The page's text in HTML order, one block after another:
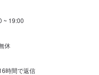
~ 19:00
休
時間で返信